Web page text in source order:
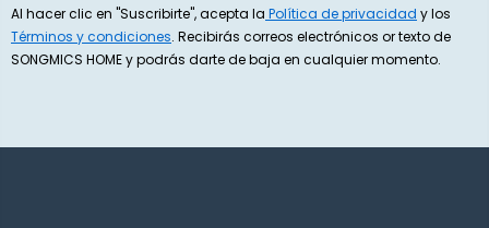
Al hacer clic en "Suscribirte", acepta la Política de privacidad y los
Términos y condiciones. Recibirás correos electrónicos or texto de
SONGMICS HOME y podrás darte de baja en cualquier momento.